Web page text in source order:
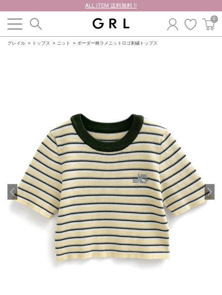
ALL ITEM 送料無料 !!
0
グレイル トップス ニット ボーダー柄ラメニットロゴ刺繍トップス